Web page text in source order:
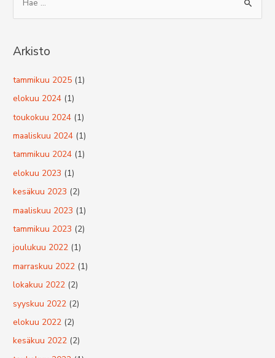
h
Arkisto
tammikuu 2025 (1)
elokuu 2024 (1)
toukokuu 2024 (1)
maaliskuu 2024 (1)
tammikuu 2024 (1)
elokuu 2023 (1)
kesäkuu 2023 (2)
maaliskuu 2023 (1)
tammikuu 2023 (2)
joulukuu 2022 (1)
marraskuu 2022 (1)
lokakuu 2022 (2)
syyskuu 2022 (2)
elokuu 2022 (2)
kesäkuu 2022 (2)